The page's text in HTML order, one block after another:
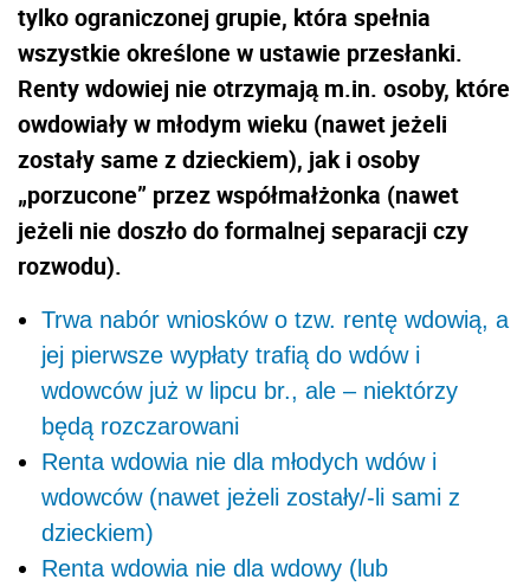
tylko ograniczonej grupie, która spełnia
wszystkie określone w ustawie przesłanki.
Renty wdowiej nie otrzymają m.in. osoby, które
owdowiały w młodym wieku (nawet jeżeli
zostały same z dzieckiem), jak i osoby
„porzucone” przez współmałżonka (nawet
jeżeli nie doszło do formalnej separacji czy
rozwodu).
Trwa nabór wniosków o tzw. rentę wdowią, a
jej pierwsze wypłaty trafią do wdów i
wdowców już w lipcu br., ale – niektórzy
będą rozczarowani
Renta wdowia nie dla młodych wdów i
wdowców (nawet jeżeli zostały/-li sami z
dzieckiem)
Renta wdowia nie dla wdowy (lub